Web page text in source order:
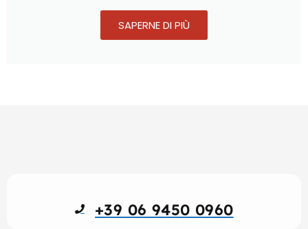
SAPERNE DI PIÙ
+39 06 9450 0960